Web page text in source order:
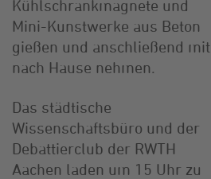
Kühlschrankmagnete und
Mini-Kunstwerke aus Beton
gießen und anschließend mit
nach Hause nehmen.
Das städtische
Wissenschaftsbüro und der
Debattierclub der RWTH
Aachen laden um 15 Uhr zu